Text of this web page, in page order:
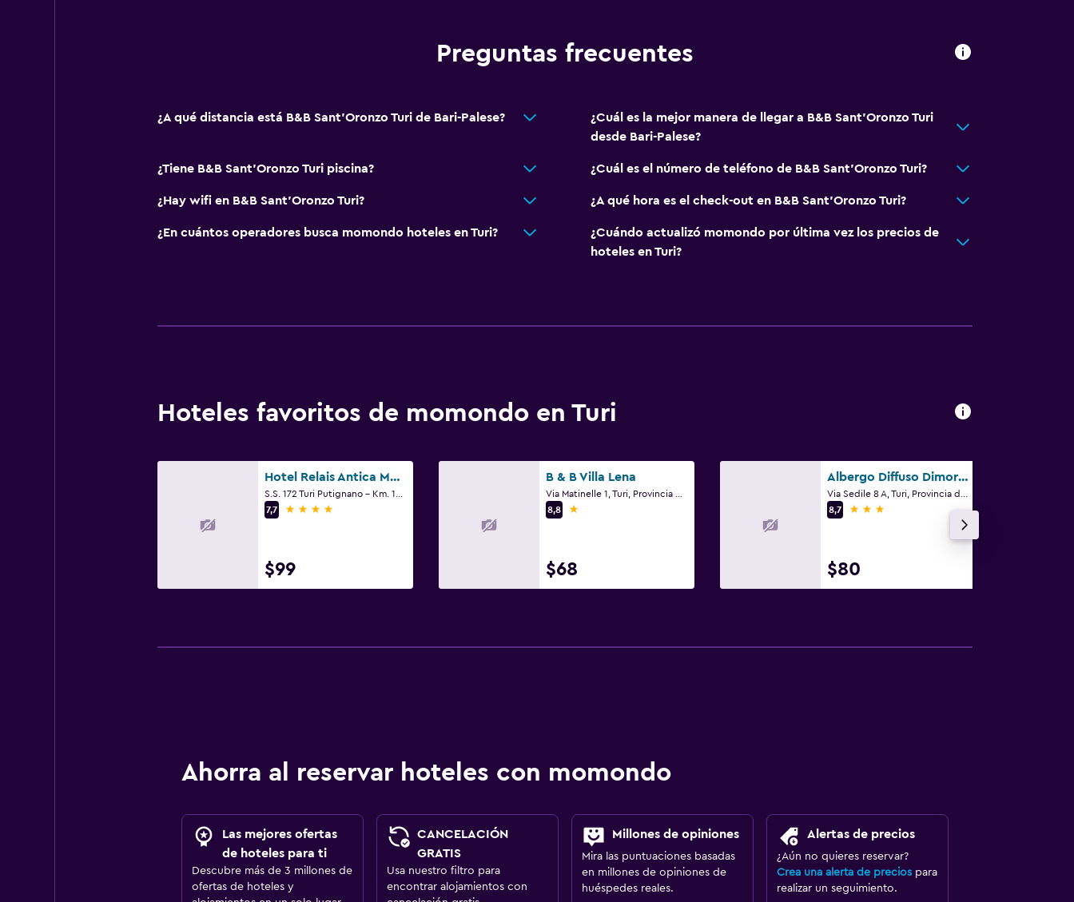
Preguntas frecuentes
¿A qué distancia está B&B Sant'Oronzo Turi de Bari-Palese?
¿Cuál es la mejor manera de llegar a B&B Sant'Oronzo Turi
desde Bari-Palese?
¿Tiene B&B Sant'Oronzo Turi piscina? ¿Cuál es el número de teléfono de B&B Sant'Oronzo Turi?
¿Hay wifi en B&B Sant'Oronzo Turi? ¿A qué hora es el check-out en B&B Sant'Oronzo Turi?
¿En cuántos operadores busca momondo hoteles en Turi?
¿Cuándo actualizó momondo por última vez los precios de
hoteles en Turi?
Hoteles favoritos de momondo en Turi
Hotel Relais Antica Masseria
7,7
4 estrellas
$99
B & B Villa Lena
8,8
1 estrella
$68
Albergo Diffuso Dimora Rossi
8,7
3 estrellas
$80
Ahorra al reservar hoteles con momondo
Las mejores ofertas
de hoteles para ti
Descubre más de 3 millones de
ofertas de hoteles y
CANCELACIÓN
GRATIS
Usa nuestro filtro para
encontrar alojamientos con
Millones de opiniones
Mira las puntuaciones basadas
en millones de opiniones de
huéspedes reales.
Alertas de precios
¿Aún no quieres reservar?
Crea una alerta de preciospara
realizar un seguimiento.